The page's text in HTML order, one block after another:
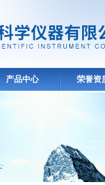
产品中心 荣誉资